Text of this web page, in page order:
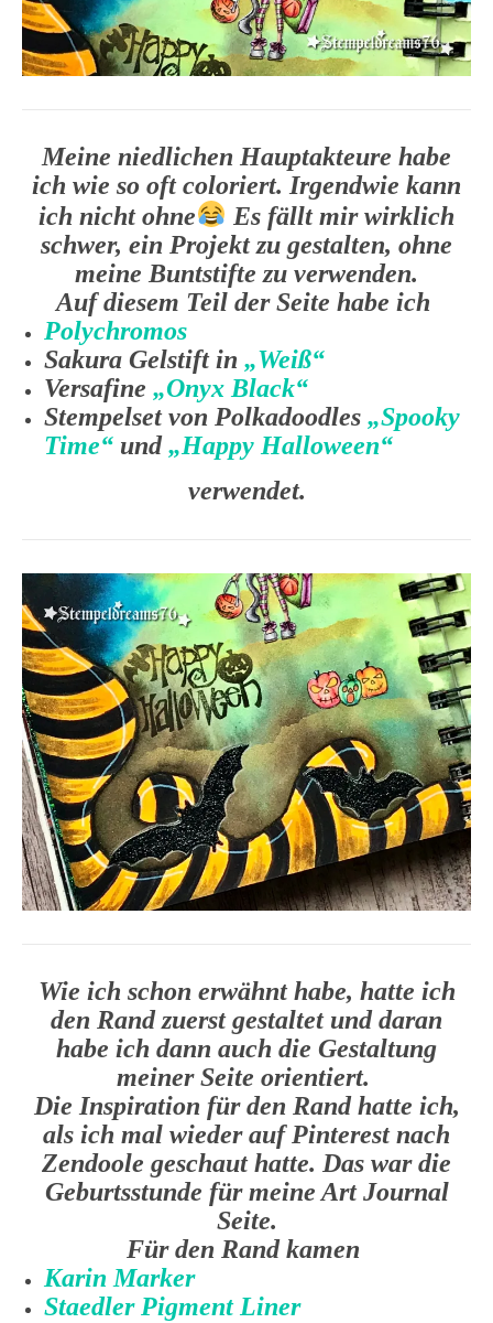
Meine niedlichen Hauptakteure habe
ich wie so oft coloriert. Irgendwie kann
ich nicht ohne
Es fällt mir wirklich
schwer, ein Projekt zu gestalten, ohne
meine Buntstifte zu verwenden.
Auf diesem Teil der Seite habe ich
Polychromos
Sakura Gelstift in „Weiß“
Versafine „Onyx Black“
Stempelset von Polkadoodles „Spooky
Time“ und„Happy Halloween“
verwendet.
Wie ich schon erwähnt habe, hatte ich
den Rand zuerst gestaltet und daran
habe ich dann auch die Gestaltung
meiner Seite orientiert.
Die Inspiration für den Rand hatte ich,
als ich mal wieder auf Pinterest nach
Zendoole geschaut hatte. Das war die
Geburtsstunde für meine Art Journal
Seite.
Für den Rand kamen
Karin Marker
Staedler Pigment Liner